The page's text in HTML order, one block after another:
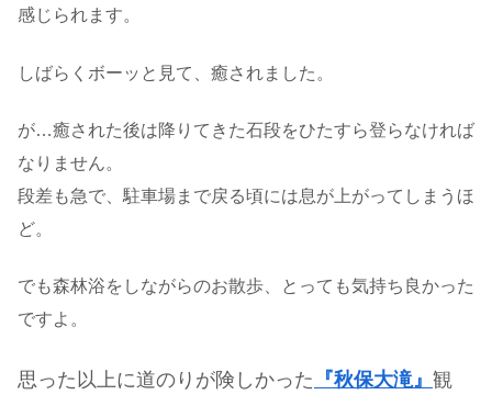
感じられます。
しばらくボーッと見て、癒されました。
が…癒された後は降りてきた石段をひたすら登らなければ
なりません。
段差も急で、駐車場まで戻る頃には息が上がってしまうほ
ど。
でも森林浴をしながらのお散歩、とっても気持ち良かった
ですよ。
思った以上に道のりが険しかった 『秋保大滝』 観